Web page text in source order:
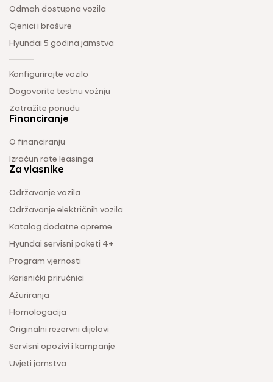
Odmah dostupna vozila
Cjenici i brošure
Hyundai 5 godina jamstva
Konfigurirajte vozilo
Dogovorite testnu vožnju
Zatražite ponudu
Financiranje
O financiranju
Izračun rate leasinga
Za vlasnike
Održavanje vozila
Održavanje električnih vozila
Katalog dodatne opreme
Hyundai servisni paketi 4+
Program vjernosti
Korisnički priručnici
Ažuriranja
Homologacija
Originalni rezervni dijelovi
Servisni opozivi i kampanje
Uvjeti jamstva